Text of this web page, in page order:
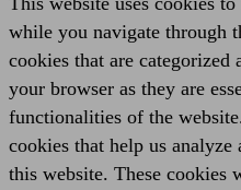
while you navigate through
cookies that are categorized
your browser as they are
functionalities of the
cookies that help us analyze
this website. These cookies